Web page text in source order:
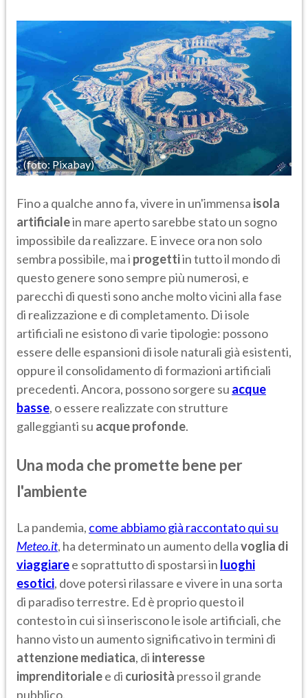
(foto: Pixabay)
Fino a qualche anno fa, vivere in un'immensa isola
artificialein mare aperto sarebbe stato un sogno
impossibile da realizzare. E invece ora non solo
sembra possibile, ma i progettiin tutto il mondo di
questo genere sono sempre più numerosi, e
parecchi di questi sono anche molto vicini alla fase
di realizzazione e di completamento. Di isole
artificiali ne esistono di varie tipologie: possono
essere delle espansioni di isole naturali già esistenti,
oppure il consolidamento di formazioni artificiali
precedenti. Ancora, possono sorgere su acque
basse, o essere realizzate con strutture
galleggianti su acque profonde.
Una moda che promette bene per
l'ambiente
La pandemia, come abbiamo già raccontato qui su
Meteo.it, ha determinato un aumento dellavoglia di
viaggiaree soprattutto di spostarsi in luoghi
esotici, dove potersi rilassare e vivere in una sorta
di paradiso terrestre. Ed è proprio questo il
contesto in cui si inseriscono le isole artificiali, che
hanno visto un aumento significativo in termini di
attenzione mediatica, di interesse
imprenditorialee di curiosità presso il grande
pubblico.